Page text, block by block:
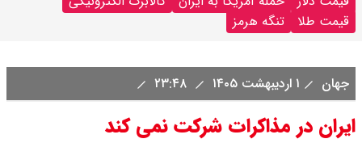
قیمت طلا
تنگه هرمز
جهان ۱ اردیبهشت ۱۴۰۵
ایران در مذاکرات شرکت نمی کند